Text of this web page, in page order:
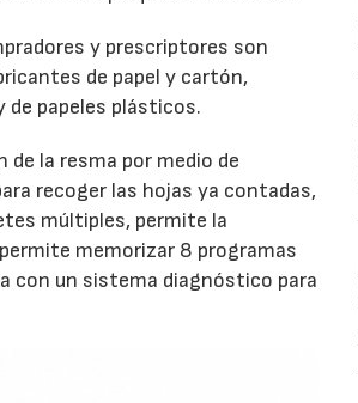
y prescriptores son
de papel y cartón,
papeles plásticos.
la resma por medio de
recoger las hojas ya contadas,
múltiples, permite la
memorizar 8 programas
con un sistema diagnóstico para